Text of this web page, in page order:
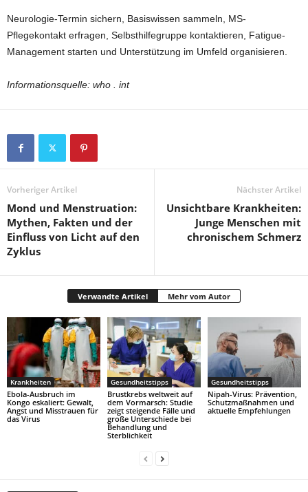
Neurologie-Termin sichern, Basiswissen sammeln, MS-
Pflegekontakt erfragen, Selbsthilfegruppe kontaktieren, Fatigue-
Management starten und Unterstützung im Umfeld organisieren.
Informationsquelle: who . int
Vorheriger Artikel
Mond und Menstruation:
Mythen, Fakten und der
Einfluss von Licht auf den
Zyklus
Nächster Artikel
Unsichtbare Krankheiten:
Junge Menschen mit
chronischem Schmerz
Verwandte Artikel Mehr vom Autor
Krankheiten
Ebola-Ausbruch im
Kongo eskaliert: Gewalt,
Angst und Misstrauen für
das Virus
Gesundheitstipps
Brustkrebs weltweit auf
dem Vormarsch: Studie
zeigt steigende Fälle und
große Unterschiede bei
Behandlung und
Sterblichkeit
Gesundheitstipps
Nipah-Virus: Prävention,
Schutzmaßnahmen und
aktuelle Empfehlungen